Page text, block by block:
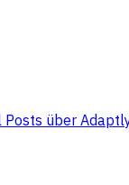
über